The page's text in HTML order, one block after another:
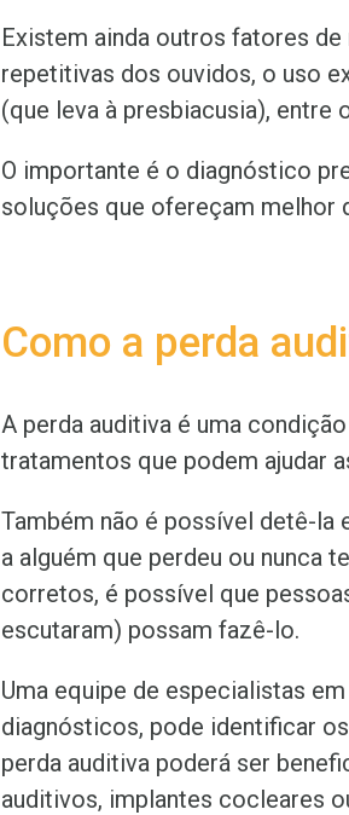
Existem ainda outros fatores
repetitivas dos ouvidos, o uso
(que leva à presbiacusia), entre
O importante é o diagnóstico
soluções que ofereçam melhor
Como a perda
A perda auditiva é uma
tratamentos que podem ajudar
Também não é possível detê-la
a alguém que perdeu ou nunca
corretos, é possível que
escutaram) possam fazê-lo.
Uma equipe de especialistas
diagnósticos, pode identificar
perda auditiva poderá ser
auditivos, implantes cocleares